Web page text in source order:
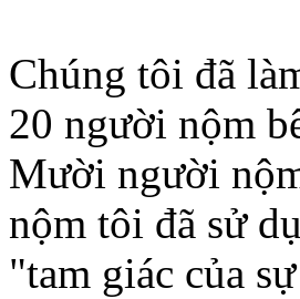
Chúng tôi đã
20 người nộm
Mười người
nộm tôi đã sử
"tam giác của